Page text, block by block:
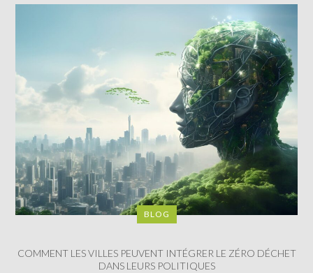
BLOG
COMMENT LES VILLES PEUVENT INTÉGRER LE ZÉRO DÉCHET
DANS LEURS POLITIQUES